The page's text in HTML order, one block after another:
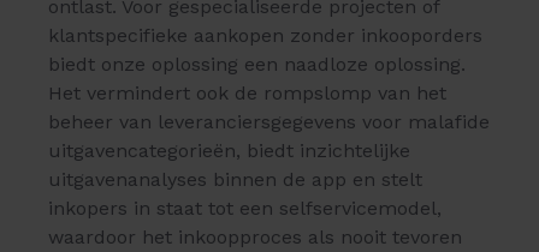
ontlast. Voor gespecialiseerde projecten of
klantspecifieke aankopen zonder inkooporders
biedt onze oplossing een naadloze oplossing.
Het vermindert ook de rompslomp van het
beheer van leveranciersgegevens voor malafide
uitgavencategorieën, biedt inzichtelijke
uitgavenanalyses binnen de app en stelt
inkopers in staat tot een selfservicemodel,
waardoor het inkoopproces als nooit tevoren